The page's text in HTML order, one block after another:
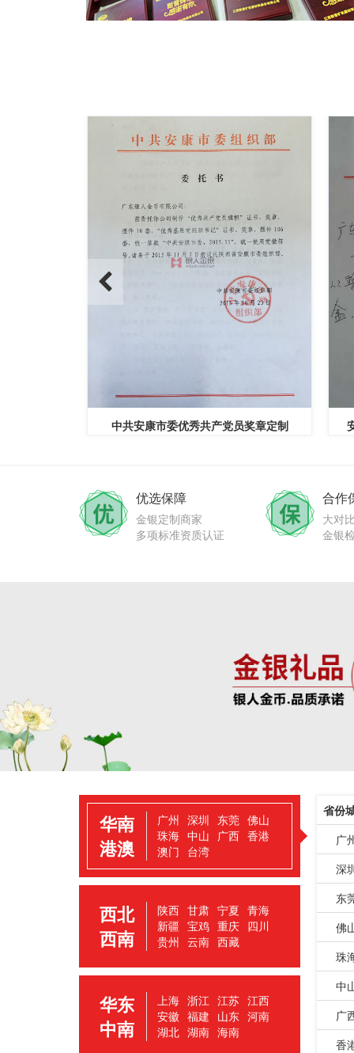
中共安康市委优秀共产党员奖章定制
优选保障
金银定制商家
多项标准资质认证
合作
大对
金银
华南
港澳
广州 深圳 东莞 佛山
珠海 中山 广西 香港
澳门 台湾
西北
西南
陕西 甘肃 宁夏 青海
新疆 宝鸡 重庆 四川
贵州 云南 西藏
华东
中南
上海 浙江 江苏 江西
安徽 福建 山东 河南
湖北 湖南 海南
省份
广
深
东
佛
珠
中
广
香